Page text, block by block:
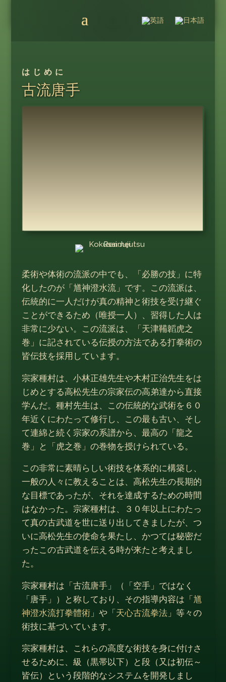
はじめに
古流唐手
柔術や体術の流派の中でも、「必勝の技」に特
化したのが「馗神澄水流」です。この流派は、
伝統的に一人だけが真の精神と術技を受け継ぐ
ことができるため（唯授一人）、習得した人は
非常に少ない。この流派は、「天津鞴韜虎之
巻」に記されている伝授の方法である打拳術の
皆伝技を採用しています。
宗家種村は、小林正雄先生や木村正治先生をは
じめとする高松先生の宗家伝の高弟達から直接
学んだ。種村先生は、この伝統的な武術を６０
年近くにわたって修行し、この最も古い、そし
て連綿と続く宗家の系譜から、最高の「龍之
巻」と「虎之巻」の巻物を授けられている。
この非常に素晴らしい術技を体系的に構築し、
一般の人々に教えることは、高松先生の長期的
な目標であったが、それを達成するための時間
はなかった。宗家種村は、３０年以上にわたっ
て真の古武道を世に送り出してきましたが、つ
いに高松先生の使命を果たし、かつては秘密だ
ったこの古武道を伝える時が来たと考えまし
た。
宗家種村は「古流唐手」（「空手」ではなく
「唐手」）と称しており、その指導内容は「 馗
神澄水流打拳體術」や「 天心古流拳法」等々の
術技に基づいています。
宗家種村は、これらの高度な術技を身に付けさ
せるために、級（黒帯以下）と段（又は初伝～
皆伝）という段階的なシステムを開発しまし